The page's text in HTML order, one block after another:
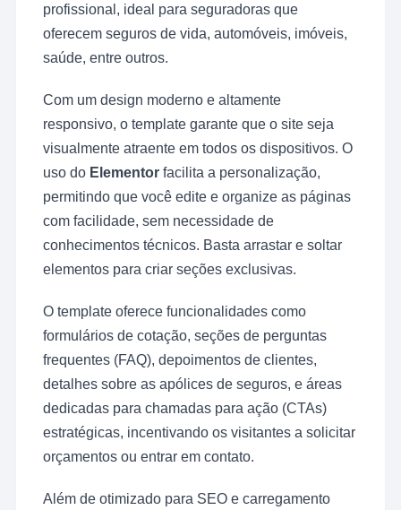
profissional, ideal para seguradoras que
oferecem seguros de vida, automóveis, imóveis,
saúde, entre outros.
Com um design moderno e altamente
responsivo, o template garante que o site seja
visualmente atraente em todos os dispositivos. O
uso do Elementor facilita a personalização,
permitindo que você edite e organize as páginas
com facilidade, sem necessidade de
conhecimentos técnicos. Basta arrastar e soltar
elementos para criar seções exclusivas.
O template oferece funcionalidades como
formulários de cotação, seções de perguntas
frequentes (FAQ), depoimentos de clientes,
detalhes sobre as apólices de seguros, e áreas
dedicadas para chamadas para ação (CTAs)
estratégicas, incentivando os visitantes a solicitar
orçamentos ou entrar em contato.
Além de otimizado para SEO e carregamento